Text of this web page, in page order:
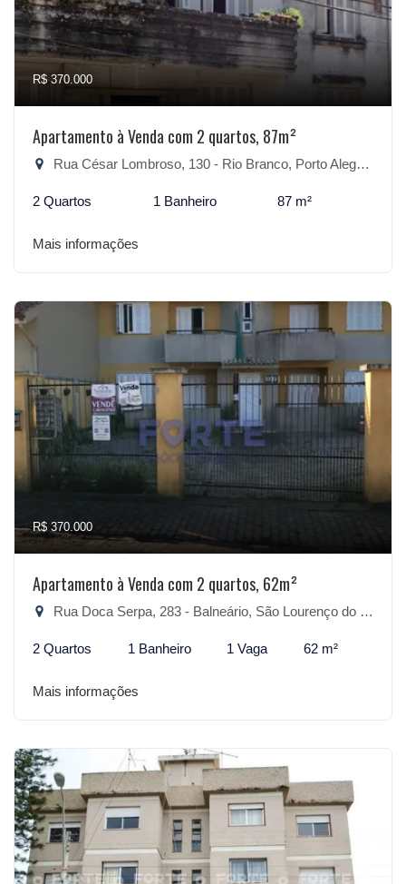
R$ 370.000
Apartamento à Venda com 2 quartos, 87m²
Rua César Lombroso, 130 - Rio Branco, Porto Alegre-RS
2 Quartos 1 Banheiro 87 m²
Mais informações
R$ 370.000
Apartamento à Venda com 2 quartos, 62m²
Rua Doca Serpa, 283 - Balneário, São Lourenço do Sul-RS
2 Quartos 1 Banheiro 1 Vaga 62 m²
Mais informações